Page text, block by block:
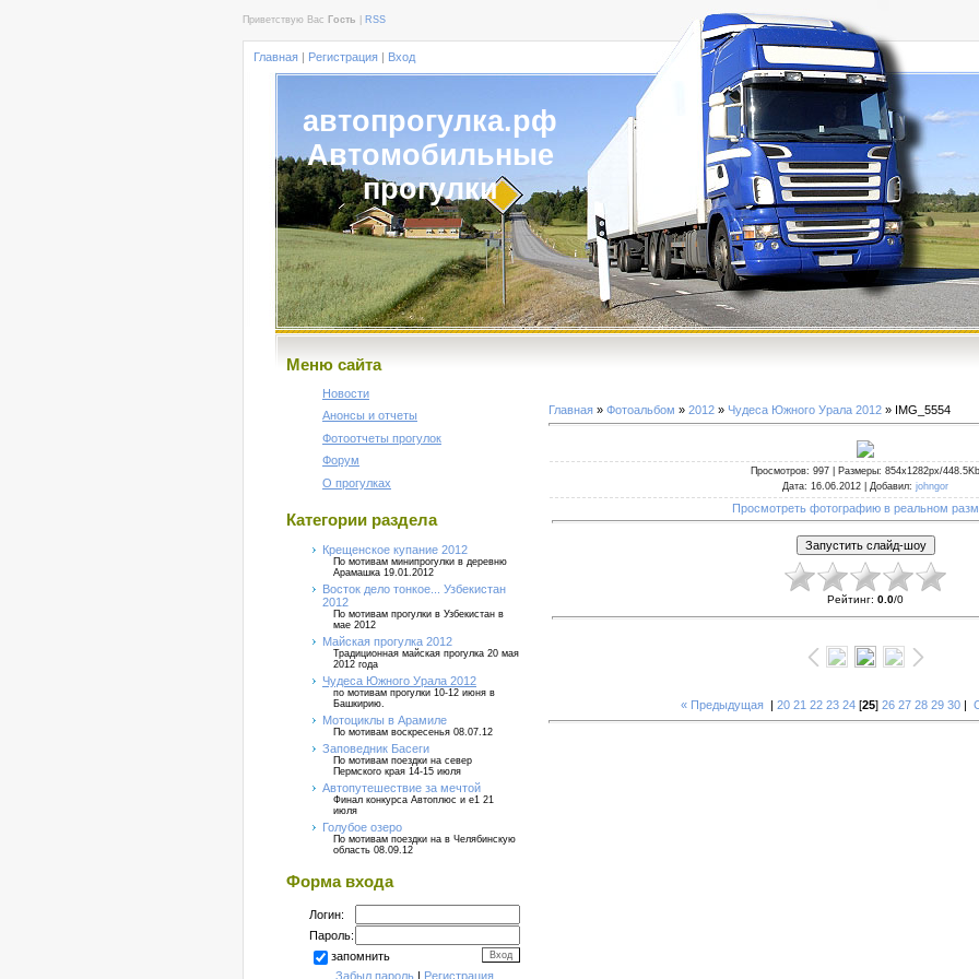
Приветствую Вас Гость RSS
Главная | Регистрация | Вход
автопрогулка.рф
Автомобильные
прогулки
Меню сайта
Новости
Анонсы и отчеты
Фотоотчеты прогулок
Форум
О прогулках
Категории раздела
Крещенское купание 2012
По мотивам минипрогулки в деревню
Арамашка 19.01.2012
Восток дело тонкое... Узбекистан
2012
По мотивам прогулки в Узбекистан в
мае 2012
Майская прогулка 2012
Традиционная майская прогулка 20 мая
2012 года
Чудеса Южного Урала 2012
по мотивам прогулки 10-12 июня в
Башкирию.
Мотоциклы в Арамиле
По мотивам воскресенья 08.07.12
Заповедник Басеги
По мотивам поездки на север
Пермского края 14-15 июля
Автопутешествие за мечтой
Финал конкурса Автоплюс и е1 21
июля
Голубое озеро
По мотивам поездки на в Челябинскую
область 08.09.12
Форма входа
Логин:
Пароль:
запомнить
Забыл пароль | Регистрация
Главная » Фотоальбом » 2012 » Чудеса Южного Урала 2012 » IMG_5554
Просмотров: 997 | Размеры: 854x1282px/448.5Kb
Дата: 16.06.2012 | Добавил: johngor
Просмотреть фотографию в реальном
Рейтинг: 0.0/0
« Предыдущая | 20 21 22 23 24 [25] 26 27 28 29 30 |